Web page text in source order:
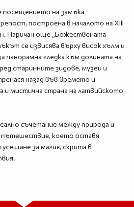
посещението на замъка
построена в началото на XIII
Наричан още „Божествената
се извисява върху висок хълм и
панорамна гледка към долината на
старинните зидове, музеи и
назад във времето и
и мистична страна на латвийското
съчетание между природа и
пътешествие, което оставя
за магия, скрита в